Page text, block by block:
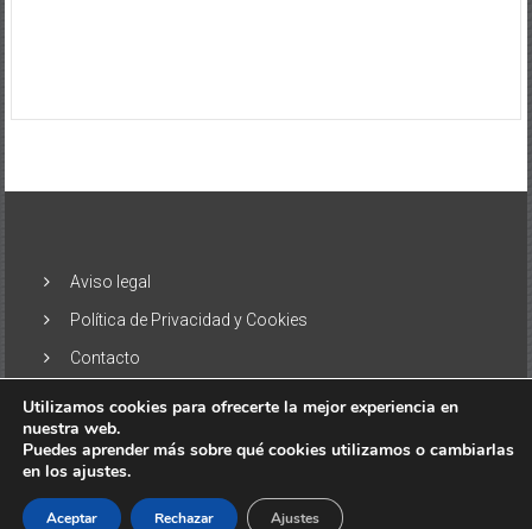
Aviso legal
Política de Privacidad y Cookies
Contacto
Copyright © 2026
los derechos reservados. Tema:
ColorNews
Utilizamos cookies para ofrecerte la mejor experiencia en
nuestra web.
Puedes aprender más sobre qué cookies utilizamos o cambiarlas
en los ajustes.
Aceptar Rechazar Ajustes